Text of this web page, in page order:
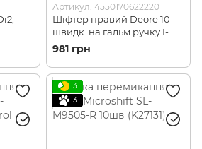
Артикул: 4550170622220
Шіфтер правий Deore 10-
швидк. на гальм ручку I-
Spec EV, без
індикат.передач SL-M4100-
IR (SLM4100IRAP1)
981 грн
3
3